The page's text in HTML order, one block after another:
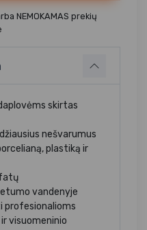
NEMOKAMAS prekių
skirtas
nešvarumus
plastiką ir
vandenyje
profesionalioms
visuomeninio